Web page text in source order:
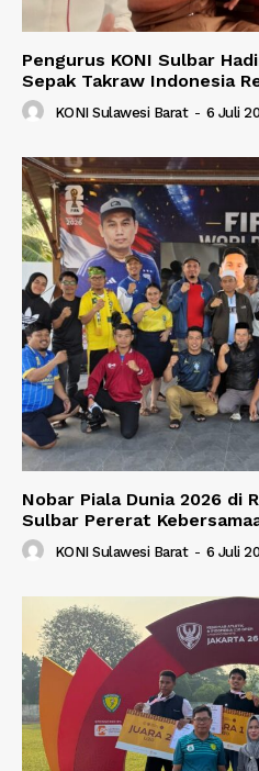
Pengurus KONI Sulbar
Sepak Takraw Indonesia
KONI Sulawesi Barat - 6 Juli
Nobar Piala Dunia 2026 di
Sulbar Pererat
KONI Sulawesi Barat - 6 Juli